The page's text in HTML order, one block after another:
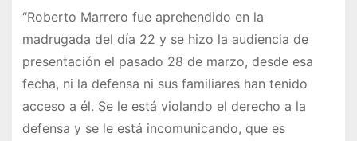
“Roberto Marrero fue aprehendido en la
madrugada del día 22 y se hizo la audiencia de
presentación el pasado 28 de marzo, desde esa
fecha, ni la defensa ni sus familiares han tenido
acceso a él. Se le está violando el derecho a la
defensa y se le está incomunicando, que es